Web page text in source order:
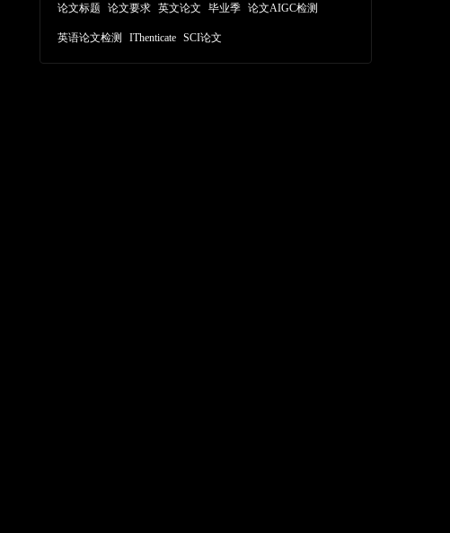
论文标题 论文要求 英文论文 毕业季 论文AIGC检测
英语论文检测 IThenticate SCI论文